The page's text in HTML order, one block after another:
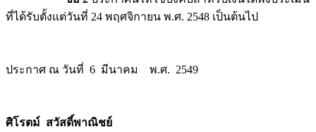
ที่ได้รับตั้งแต่วันที่ 24 พฤศจิกายน พ.ศ. 2548 เป็นต้นไป
ประกาศ ณ วันที่ 6 มีนาคม พ.ศ. 2549
ศิโรตม์ สวัสดิ์พาณิชย์